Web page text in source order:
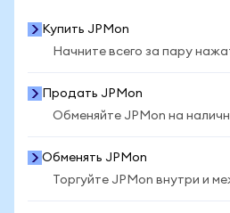
Купить JPMon
Начните всего за пару
Продать JPMon
Обменяйте JPMon на
Обменять JPMon
Торгуйте JPMon внутри и